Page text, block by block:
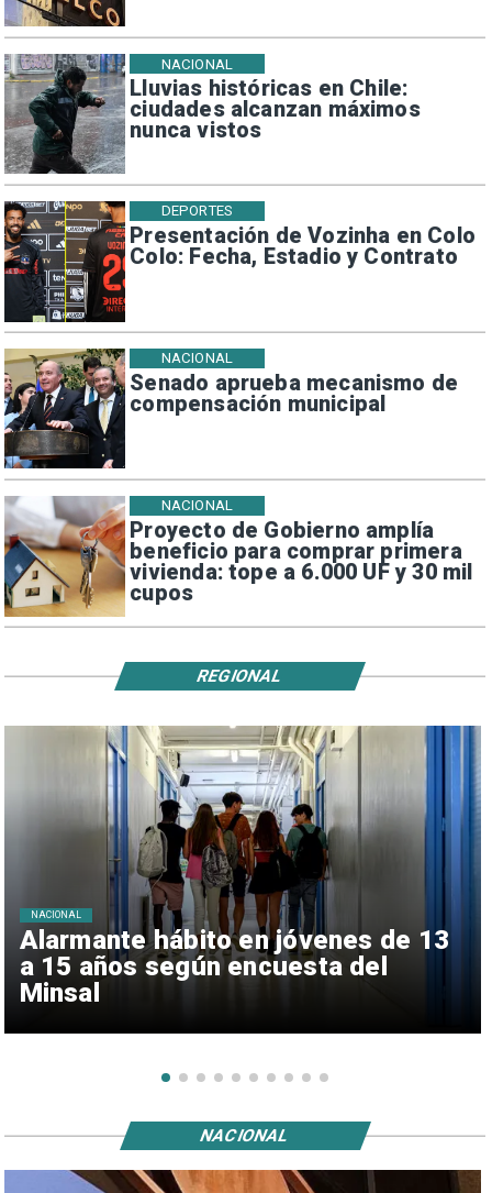
Lluvias históricas en Chile:
ciudades alcanzan máximos
nunca vistos
NACIONAL
Presentación de Vozinha en Colo
Colo: Fecha, Estadio y Contrato
DEPORTES
Senado aprueba mecanismo de
compensación municipal
NACIONAL
Proyecto de Gobierno amplía
beneficio para comprar primera
vivienda: tope a 6.000 UF y 30 mil
cupos
NACIONAL
Alarmante hábito en jóvenes de 13
a 15 años según encuesta del
Minsal
NACIONAL
REGIONAL
NACIONAL